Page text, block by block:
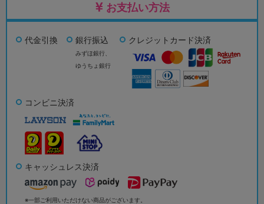
お支払い方法
代金引換 銀行振込
みずほ銀行、
ゆうちょ銀行
クレジットカード決済
コンビニ決済
キャッシュレス決済
※一部ご利用いただけない商品がございます。